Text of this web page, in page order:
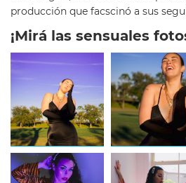
producción que facscinó a sus
¡Mirá las sensuales